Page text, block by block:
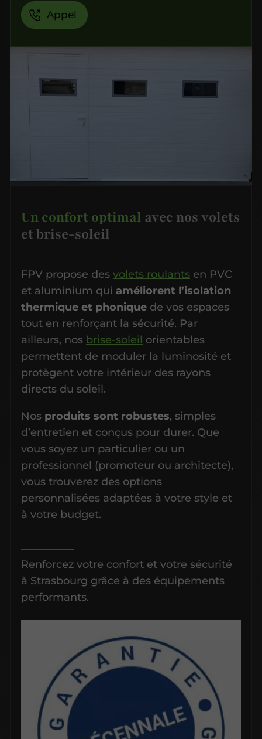
Appel
Un confort optimal avec nos volets
et brise-soleil
FPV propose desvolets roulants en PVC
et aluminium qui améliorent l’isolation
thermique et phonique de vos espaces
tout en renforçant la sécurité. Par
ailleurs, nos brise-soleil orientables
permettent de moduler la luminosité et
protègent votre intérieur des rayons
directs du soleil.
Nos produits sont robustes , simples
d’entretien et conçus pour durer. Que
vous soyez un particulier ou un
professionnel (promoteur ou architecte),
vous trouverez des options
personnalisées adaptées à votre style et
à votre budget.
Renforcez votre confort et votre sécurité
à Strasbourg grâce à des équipements
performants.